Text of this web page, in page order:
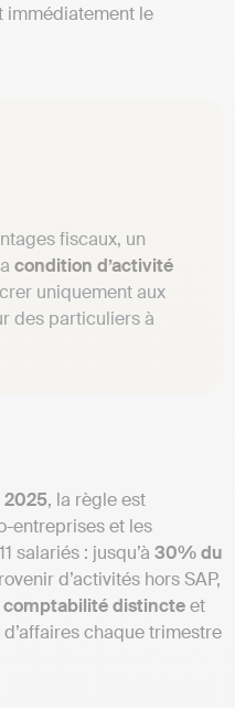
immédiatement le
fiscaux, un
condition d’activité
uniquement aux
des particuliers à
2025, la règle est
entreprises et les
salariés : jusqu’à 30% du
d’activités hors SAP,
comptabilité distincteet
chaque trimestre